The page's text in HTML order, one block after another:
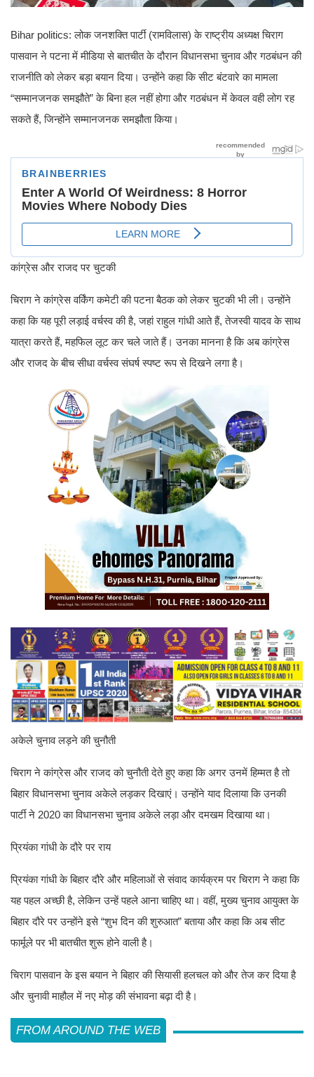
Bihar politics: लोक जनशक्ति पार्टी (रामविलास) के राष्ट्रीय अध्यक्ष चिराग
पासवान ने पटना में मीडिया से बातचीत के दौरान विधानसभा चुनाव और गठबंधन की
राजनीति को लेकर बड़ा बयान दिया। उन्होंने कहा कि सीट बंटवारे का मामला
“सम्मानजनक समझौते” के बिना हल नहीं होगा और गठबंधन में केवल वही लोग रह
सकते हैं, जिन्होंने सम्मानजनक समझौता किया।
कांग्रेस और राजद पर चुटकी
चिराग ने कांग्रेस वर्किंग कमेटी की पटना बैठक को लेकर चुटकी भी ली। उन्होंने
कहा कि यह पूरी लड़ाई वर्चस्व की है, जहां राहुल गांधी आते हैं, तेजस्वी यादव के साथ
यात्रा करते हैं, महफिल लूट कर चले जाते हैं। उनका मानना है कि अब कांग्रेस
और राजद के बीच सीधा वर्चस्व संघर्ष स्पष्ट रूप से दिखने लगा है।
अकेले चुनाव लड़ने की चुनौती
चिराग ने कांग्रेस और राजद को चुनौती देते हुए कहा कि अगर उनमें हिम्मत है तो
बिहार विधानसभा चुनाव अकेले लड़कर दिखाएं। उन्होंने याद दिलाया कि उनकी
पार्टी ने 2020 का विधानसभा चुनाव अकेले लड़ा और दमखम दिखाया था।
प्रियंका गांधी के दौरे पर राय
प्रियंका गांधी के बिहार दौरे और महिलाओं से संवाद कार्यक्रम पर चिराग ने कहा कि
यह पहल अच्छी है, लेकिन उन्हें पहले आना चाहिए था। वहीं, मुख्य चुनाव आयुक्त के
बिहार दौरे पर उन्होंने इसे “शुभ दिन की शुरुआत” बताया और कहा कि अब सीट
फार्मूले पर भी बातचीत शुरू होने वाली है।
चिराग पासवान के इस बयान ने बिहार की सियासी हलचल को और तेज कर दिया है
और चुनावी माहौल में नए मोड़ की संभावना बढ़ा दी है।
FROM AROUND THE WEB